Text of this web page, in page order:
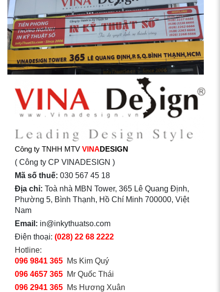
Công ty TNHH MTV VINADESIGN
( Công ty CP VINADESIGN )
Mã số thuế: 030 567 45 18
Địa chỉ: Toà nhà MBN Tower, 365 Lê Quang Định,
Phường 5, Bình Thạnh, Hồ Chí Minh 700000, Việt
Nam
Email: in@inkythuatso.com
Điện thoại: (028) 22 68 2222
Hotline:
096 9841 365 Ms Kim Quý
096 4657 365 Mr Quốc Thái
096 2941 365 Ms Hương Xuân